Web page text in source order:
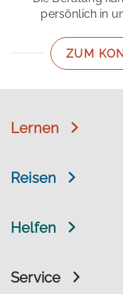
persönlich in
ZUM
Lernen
Reisen
Helfen
Service